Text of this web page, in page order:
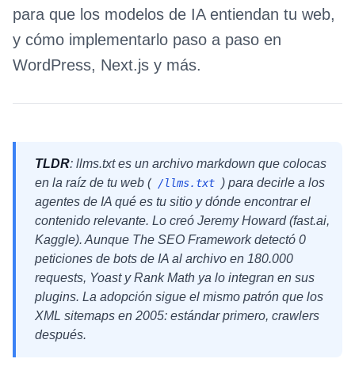
para que los modelos de IA entiendan tu web,
y cómo implementarlo paso a paso en
WordPress, Next.js y más.
TLDR: llms.txt es un archivo markdown que colocas
en la raíz de tu web ( /llms.txt ) para decirle a los
agentes de IA qué es tu sitio y dónde encontrar el
contenido relevante. Lo creó Jeremy Howard (fast.ai,
Kaggle). Aunque The SEO Framework detectó 0
peticiones de bots de IA al archivo en 180.000
requests, Yoast y Rank Math ya lo integran en sus
plugins. La adopción sigue el mismo patrón que los
XML sitemaps en 2005: estándar primero, crawlers
después.